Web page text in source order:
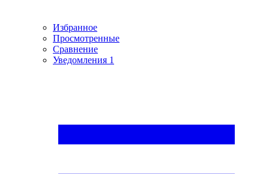
Избранное
Просмотренные
Сравнение
Уведомления 1